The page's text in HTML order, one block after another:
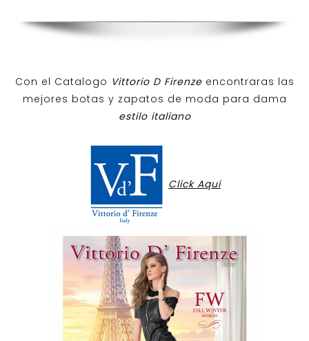
Con el Catalogo Vittorio D Firenzeencontraras las
mejores botas y zapatos de moda para dama
estilo italiano
Click Aqui